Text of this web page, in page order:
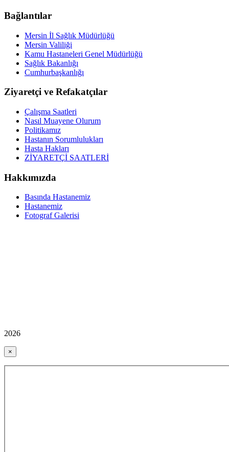
Bağlantılar
Mersin İl Sağlık Müdürlüğü
Mersin Valiliği
Kamu Hastaneleri Genel Müdürlüğü
Sağlık Bakanlığı
Cumhurbaşkanlığı
Ziyaretçi ve Refakatçılar
Çalışma Saatleri
Nasıl Muayene Olurum
Politikamız
Hastanın Sorumlulukları
Hasta Hakları
ZİYARETÇİ SAATLERİ
Hakkımızda
Basında Hastanemiz
Hastanemiz
Fotograf Galerisi
2026
×